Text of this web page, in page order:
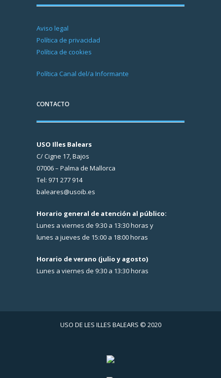
Aviso legal
Política de privacidad
Política de cookies
Política Canal del/a Informante
CONTACTO
USO Illes Balears
C/ Cigne 17, Bajos
07006 – Palma de Mallorca
Tel: 971 277 914
baleares@usoib.es
Horario general de atención al público:
Lunes a viernes de 9:30 a 13:30 horas y
lunes a jueves de 15:00 a 18:00 horas
Horario de verano (julio y agosto)
Lunes a viernes de 9:30 a 13:30 horas
USO DE LES ILLES BALEARS © 2020